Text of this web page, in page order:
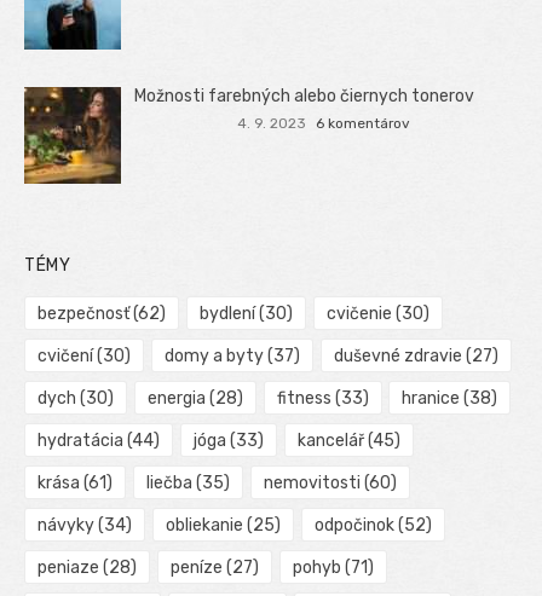
Možnosti farebných alebo čiernych tonerov
4. 9. 2023 6 komentárov
TÉMY
bezpečnosť(62) bydlení(30) cvičenie (30)
cvičení(30) domy a byty(37) duševné zdravie (27)
dych (30) energia (28) fitness (33) hranice (38)
hydratácia (44) jóga (33) kancelář(45)
krása (61) liečba (35) nemovitosti (60)
návyky(34) obliekanie (25) odpočinok(52)
peniaze (28) peníze (27) pohyb (71)